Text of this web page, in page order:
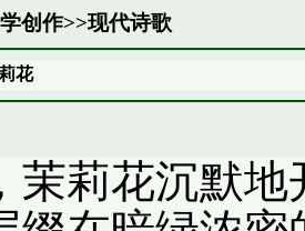
创作>>现代诗歌
花
茉莉花沉默